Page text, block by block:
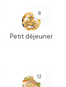
8
Petit déjeuner
12